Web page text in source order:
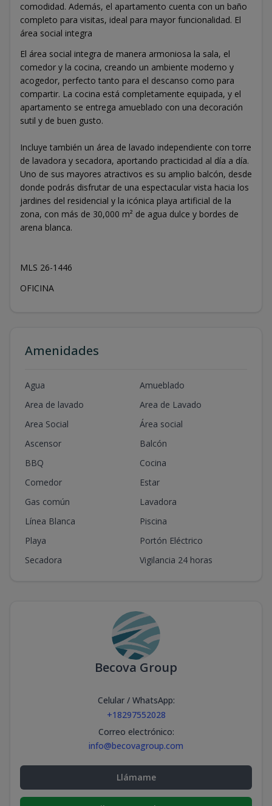
comodidad. Además, el apartamento cuenta con un baño
completo para visitas, ideal para mayor funcionalidad. El
área social integra
El área social integra de manera armoniosa la sala, el
comedor y la cocina, creando un ambiente moderno y
acogedor, perfecto tanto para el descanso como para
compartir. La cocina está completamente equipada, y el
apartamento se entrega amueblado con una decoración
sutil y de buen gusto.
Incluye también un área de lavado independiente con torre
de lavadora y secadora, aportando practicidad al día a día.
Uno de sus mayores atractivos es su amplio balcón, desde
donde podrás disfrutar de una espectacular vista hacia los
jardines del residencial y la icónica playa artificial de la
zona, con más de 30,000 m² de agua dulce y bordes de
arena blanca.
MLS 26-1446
OFICINA
Amenidades
Agua
Amueblado
Area de lavado
Area de Lavado
Area Social
Área social
Ascensor
Balcón
BBQ
Cocina
Comedor
Estar
Gas común
Lavadora
Línea Blanca
Piscina
Playa
Portón Eléctrico
Secadora
Vigilancia 24 horas
Becova Group
Celular / WhatsApp:
+18297552028
Correo electrónico:
info@becovagroup.com
Llámame